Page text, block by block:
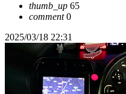
thumb_up 65
comment0
2025/03/18 22:31